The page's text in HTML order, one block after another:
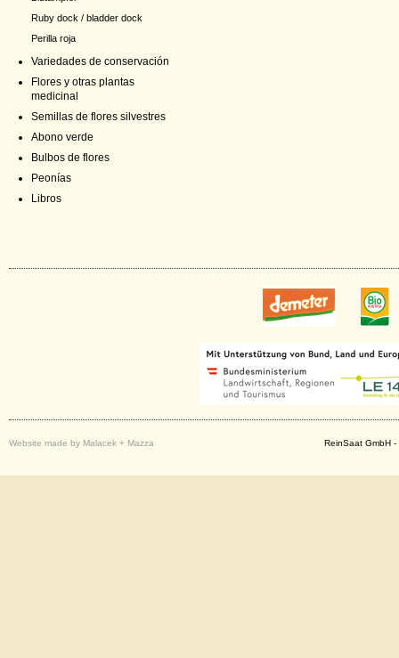
Ruby dock / bladder dock
Perilla roja
Variedades de conservación
Flores y otras plantas
medicinal
Semillas de flores silvestres
Abono verde
Bulbos de flores
Peonías
Libros
Website made by Malacek + Mazza ReinSaat GmbH